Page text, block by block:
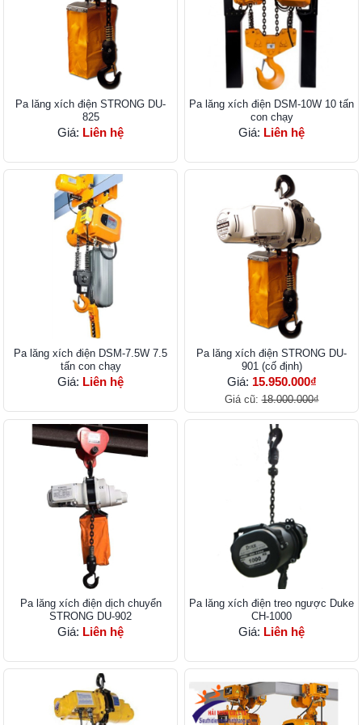
Pa lăng xích điện STRONG DU-
825
Giá: Liên hệ
Pa lăng xích điện DSM-10W 10 tấn
con chạy
Giá: Liên hệ
Pa lăng xích điện DSM-7.5W 7.5
tấn con chạy
Giá: Liên hệ
Pa lăng xích điện STRONG DU-
901 (cố định)
Giá: 15.950.000₫
Giá cũ:18.000.000₫
Pa lăng xích điện dịch chuyển
STRONG DU-902
Giá: Liên hệ
Pa lăng xích điện treo ngược Duke
CH-1000
Giá: Liên hệ